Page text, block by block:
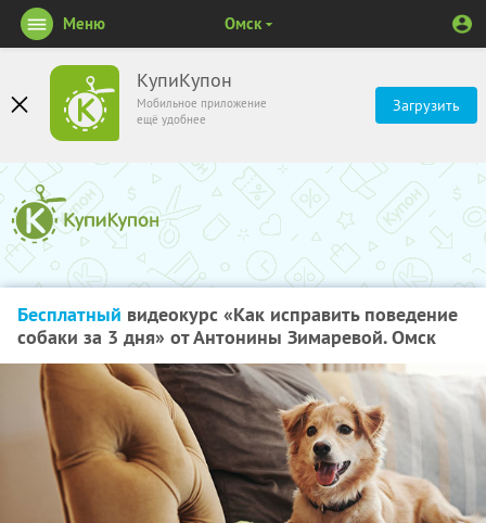
КупиКупон
Мобильное приложение
ещё удобнее
Загрузить
Меню Омск
Бесплатный видеокурс «Как исправить поведение
собаки за 3 дня» от Антонины Зимаревой. Омск